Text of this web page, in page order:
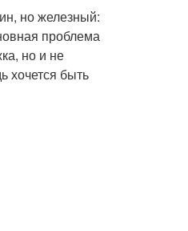
но железный:
проблема
но и не
хочется быть